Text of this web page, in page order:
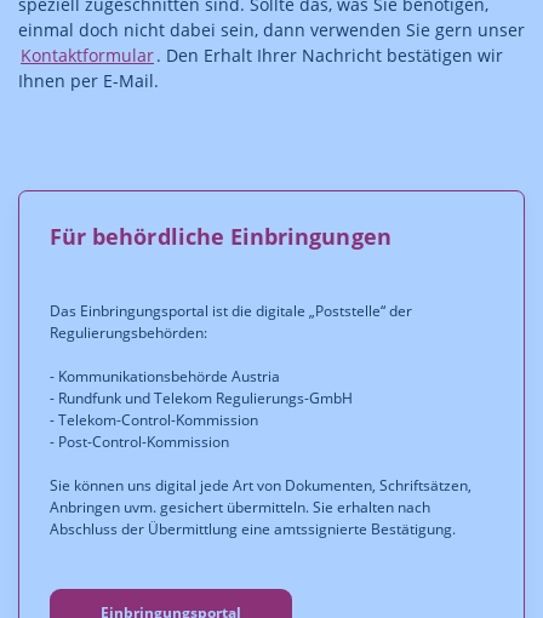
einmal doch nicht dabei sein, dann verwenden Sie gern unser
Kontaktformular. Den Erhalt Ihrer Nachricht bestätigen wir
Ihnen per E-Mail.
Für behördliche Einbringungen
Das Einbringungsportal ist die digitale „Poststelle“ der
Regulierungsbehörden:
- Kommunikationsbehörde Austria
- Rundfunk und Telekom Regulierungs-GmbH
- Telekom-Control-Kommission
- Post-Control-Kommission
Sie können uns digital jede Art von Dokumenten, Schriftsätzen,
Anbringen uvm. gesichert übermitteln. Sie erhalten nach
Abschluss der Übermittlung eine amtssignierte Bestätigung.
Einbringungsportal